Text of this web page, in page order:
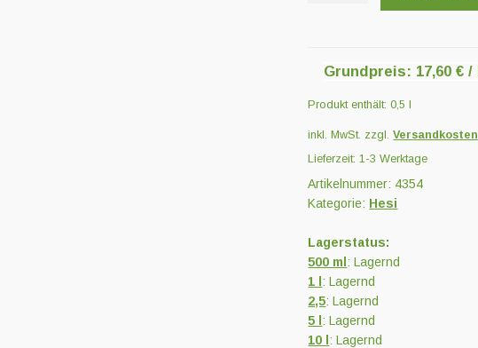
Grundpreis: 17,60 € /
Produkt enthält: 0,5
inkl. MwSt. zzgl.Versandkosten
Lieferzeit:1-3 Werktage
Artikelnummer: 4354
Kategorie: Hesi
Lagerstatus:
500 ml : Lagernd
1 l : Lagernd
2,5: Lagernd
5 l : Lagernd
10 l : Lagernd